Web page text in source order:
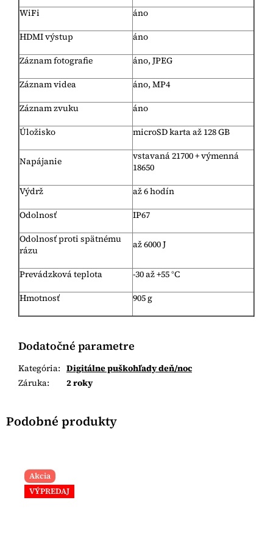
WiFi
áno
HDMI výstup
áno
Záznam fotografie
áno, JPEG
Záznam videa
áno, MP4
Záznam zvuku
áno
Úložisko
microSD karta až 128 GB
Napájanie
vstavaná 21700 + výmenná
18650
Výdrž
až 6 hodín
Odolnosť
IP67
Odolnosť proti spätnému
rázu
až 6000 J
Prevádzková teplota
-30 až +55 °C
Hmotnosť
905 g
Dodatočné parametre
Kategória: Digitálne puškohľady deň/noc
Záruka: 2 roky
Akcia
VÝPREDAJ